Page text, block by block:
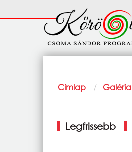
Fő
navigáció
Morzsa
Címlap Galéria
fülek
Legfrissebb